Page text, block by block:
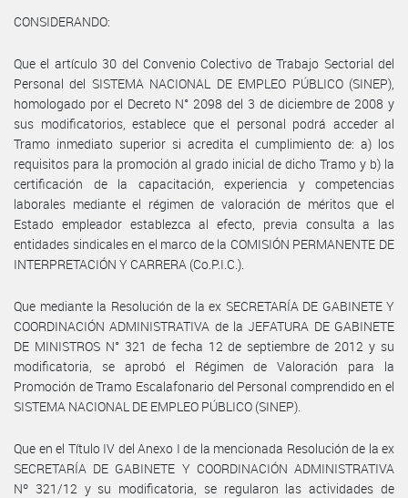
CONSIDERANDO:
Que el artículo 30 del Convenio Colectivo de Trabajo Sectorial del
Personal del SISTEMA NACIONAL DE EMPLEO PÚBLICO (SINEP),
homologado por el Decreto N° 2098 del 3 de diciembre de 2008 y
sus modificatorios, establece que el personal podrá acceder al
Tramo inmediato superior si acredita el cumplimiento de: a) los
requisitos para la promoción al grado inicial de dicho Tramo y b) la
certificación de la capacitación, experiencia y competencias
laborales mediante el régimen de valoración de méritos que el
Estado empleador establezca al efecto, previa consulta a las
entidades sindicales en el marco de la COMISIÓN PERMANENTE DE
INTERPRETACIÓN Y CARRERA (Co.P.I.C.).
Que mediante la Resolución de la ex SECRETARÍA DE GABINETE Y
COORDINACIÓN ADMINISTRATIVA de la JEFATURA DE GABINETE
DE MINISTROS N° 321 de fecha 12 de septiembre de 2012 y su
modificatoria, se aprobó el Régimen de Valoración para la
Promoción de Tramo Escalafonario del Personal comprendido en el
SISTEMA NACIONAL DE EMPLEO PÚBLICO (SINEP).
Que en el Título IV del Anexo I de la mencionada Resolución de la ex
SECRETARÍA DE GABINETE Y COORDINACIÓN ADMINISTRATIVA
Nº 321/12 y su modificatoria, se regularon las actividades de